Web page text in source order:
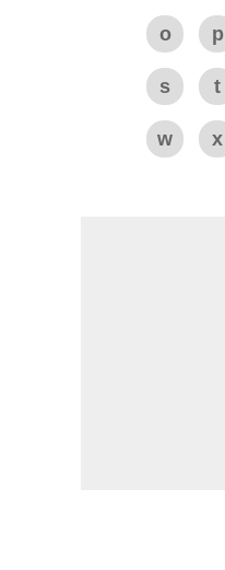
o p
s t
w x